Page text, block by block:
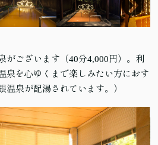
がございます（40分4,000円）。利
泉を心ゆくまで楽しみたい方におす
温泉が配湯されています。）